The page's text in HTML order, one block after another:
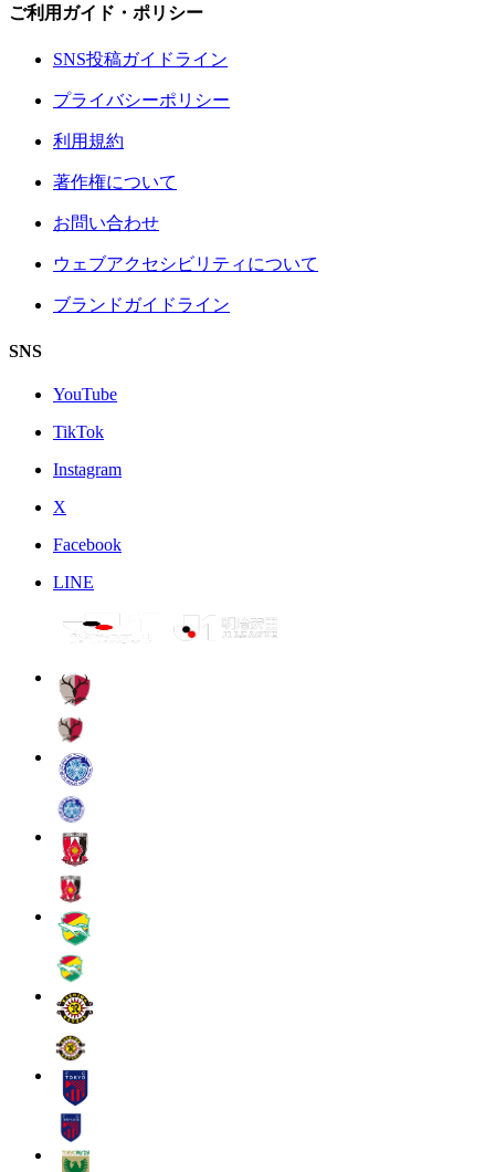
ご利用ガイド・ポリシー
SNS投稿ガイドライン
プライバシーポリシー
利用規約
著作権について
お問い合わせ
ウェブアクセシビリティについて
ブランドガイドライン
SNS
YouTube
TikTok
Instagram
X
Facebook
LINE